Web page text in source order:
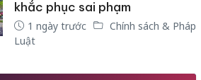
khắc phục sai phạm
1 ngày trước
Chính sách & Pháp
Luật